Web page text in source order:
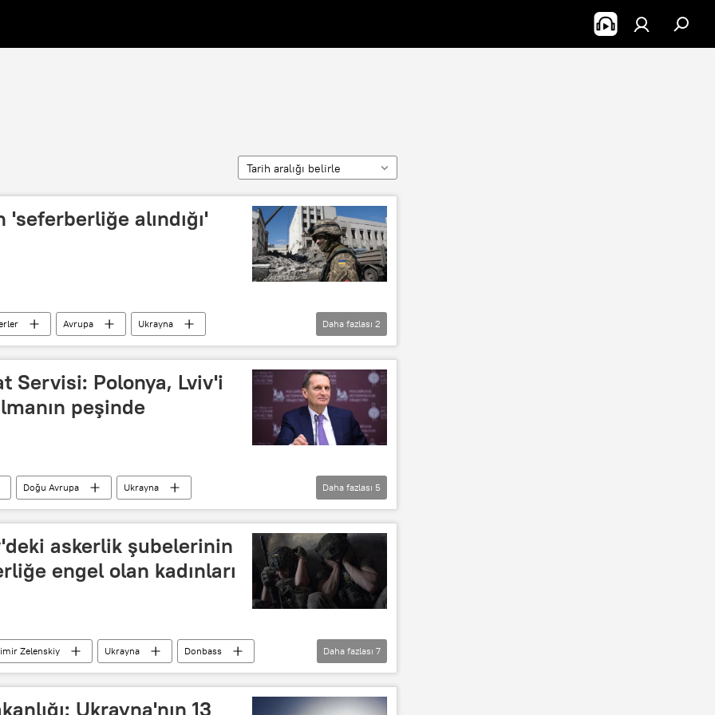
Tarih aralığı belirle
alındığı'
Avrupa
Ukrayna
Daha fazlası 2
Servisi: Polonya, Lviv'i
peşinde
Doğu Avrupa
Ukrayna
Sergey Narışkin Sovyet
Sovyetler Birliği
Daha fazlası 5
askerlik şubelerinin
engel olan kadınları
Zelenskiy Ukrayna
Donbass
seferberlik
Askerlik
Daha fazlası 7
Ukrayna'nın 13